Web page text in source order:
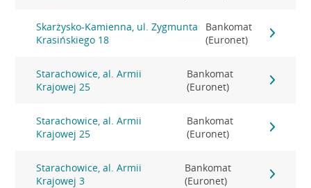
Skarżysko-Kamienna, ul. Zygmunta
Krasińskiego 18
Bankomat
(Euronet)
Starachowice, al. Armii
Krajowej 25
Bankomat
(Euronet)
Starachowice, al. Armii
Krajowej 25
Bankomat
(Euronet)
Starachowice, al. Armii
Krajowej 3
Bankomat
(Euronet)